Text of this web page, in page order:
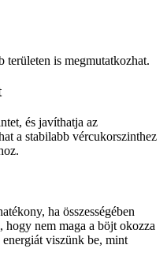
területen is megmutatkozhat.
és javíthatja az
a stabilabb vércukorszinthez
ha összességében
nem maga a böjt okozza
viszünk be, mint